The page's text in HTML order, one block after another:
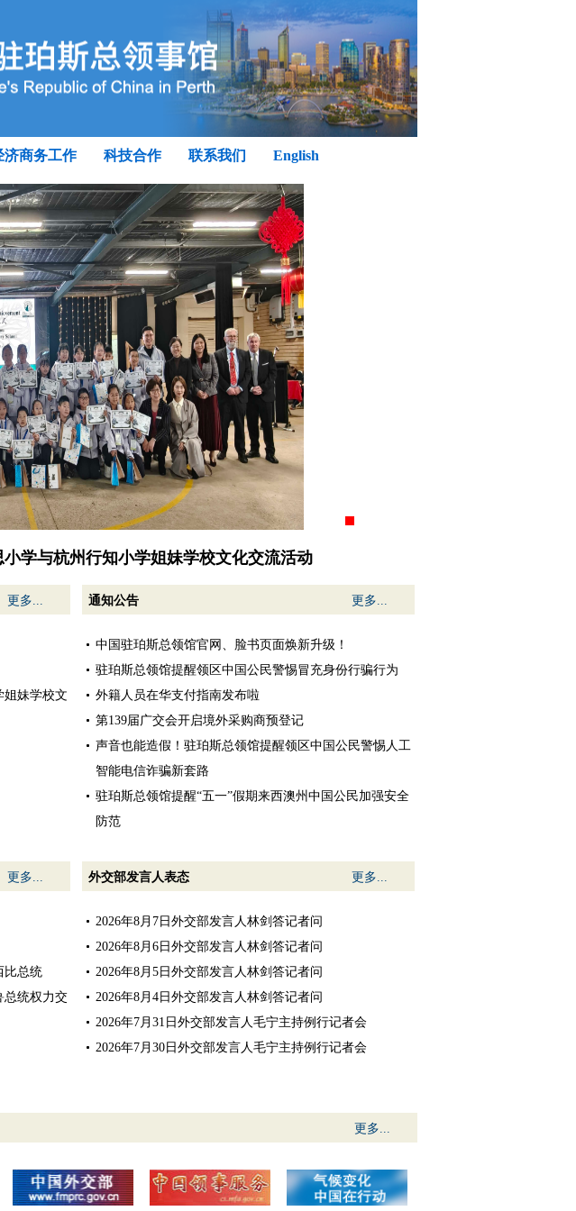
济商务工作 科技合作 联系我们 English
学与杭州行知小学姐妹学校文化交流活动
更多...
姐妹学校文
通知公告 更多...
中国驻珀斯总领馆官网、脸书页面焕新升级！
驻珀斯总领馆提醒领区中国公民警惕冒充身份行骗行为
外籍人员在华支付指南发布啦
第139届广交会开启境外采购商预登记
声音也能造假！驻珀斯总领馆提醒领区中国公民警惕人工
智能电信诈骗新套路
驻珀斯总领馆提醒“五一”假期来西澳州中国公民加强安全
防范
更多...
比总统
总统权力交
外交部发言人表态 更多...
2026年8月7日外交部发言人林剑答记者问
2026年8月6日外交部发言人林剑答记者问
2026年8月5日外交部发言人林剑答记者问
2026年8月4日外交部发言人林剑答记者问
2026年7月31日外交部发言人毛宁主持例行记者会
2026年7月30日外交部发言人毛宁主持例行记者会
更多...